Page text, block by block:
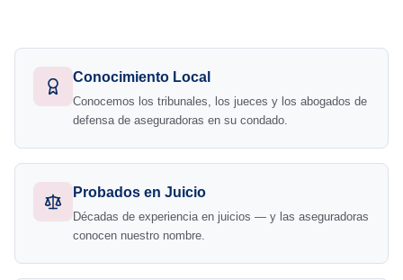
Conocimiento Local
Conocemos los tribunales, los jueces y los abogados de
defensa de aseguradoras en su condado.
Probados en Juicio
Décadas de experiencia en juicios — y las aseguradoras
conocen nuestro nombre.